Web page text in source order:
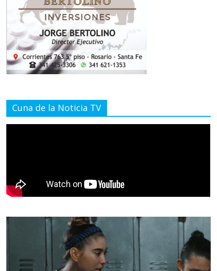
Cuna de la Noticia TV